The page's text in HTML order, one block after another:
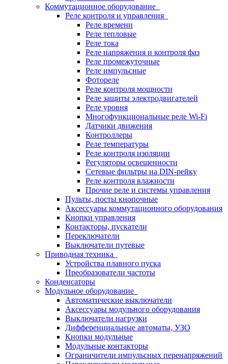
Коммутационное оборудование
Реле контроля и управления
Реле времени
Реле тепловые
Реле тока
Реле напряжения и контроля фаз
Реле промежуточные
Реле импульсные
Фотореле
Реле контроля мощности
Реле защиты электродвигателей
Реле уровня
Многофункциональные реле Wi-Fi
Датчики движения
Контроллеры
Реле температуры
Реле контроля изоляции
Регуляторы освещенности
Сетевые фильтры на DIN-рейку
Реле контроля влажности
Прочие реле и системы управления
Пульты, посты кнопочные
Аксессуары коммутационного оборудования
Кнопки управления
Контакторы, пускатели
Переключатели
Выключатели путевые
Приводная техника
Устройства плавного пуска
Преобразователи частоты
Конденсаторы
Модульное оборудование
Автоматические выключатели
Аксессуары модульного оборудования
Выключатели нагрузки
Дифференциальные автоматы, УЗО
Кнопки модульные
Модульные контакторы
Ограничители импульсных перенапряжений